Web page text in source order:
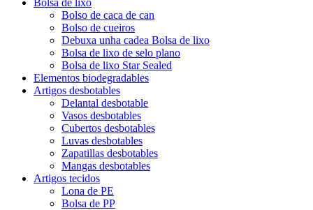
Bolsa de lixo
Bolso de caca de can
Bolso de cueiros
Debuxa unha cadea Bolsa de lixo
Bolsa de lixo de selo plano
Bolsa de lixo Star Sealed
Elementos biodegradables
Artigos desbotables
Delantal desbotable
Vasos desbotables
Cubertos desbotables
Luvas desbotables
Zapatillas desbotables
Mangas desbotables
Artigos tecidos
Lona de PE
Bolsa de PP